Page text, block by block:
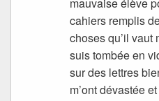
mauvaise élève
cahiers remplis
choses qu’il vaut
suis tombée en
sur des lettres
m’ont dévastée